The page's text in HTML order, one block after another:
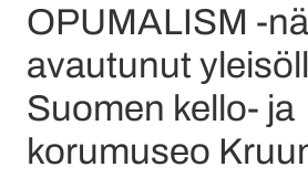
OPUMALISM -
avautunut
Suomen kello- ja
korumuseo